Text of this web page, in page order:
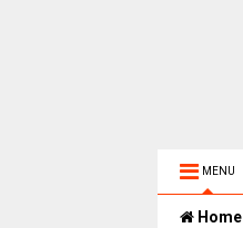
MENU
Home